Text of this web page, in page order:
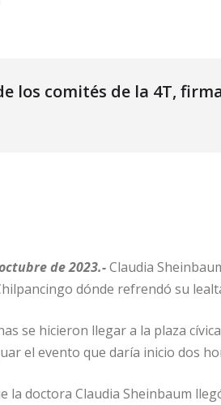
los comités de la 4T,
de 2023.-Claudia
dónde refrendó su
se hicieron llegar a la plaza
el evento que daría inicio dos
la doctora Claudia Sheinbaum